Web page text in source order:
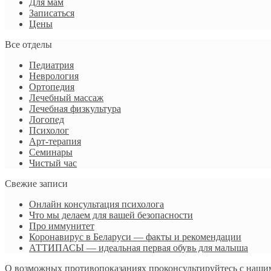
Записаться
Цены
Все отделы
Педиатрия
Неврология
Ортопедия
Лечебный массаж
Лечебная физкультура
Логопед
Психолог
Арт-терапия
Семинары
Чистый час
Свежие записи
Онлайн консультация психолога
Что мы делаем для вашей безопасности
Про иммунитет
Коронавирус в Беларуси — факты и рекомендации
АТТИПАСЫ — идеальная первая обувь для малыша
О возможных противопоказаниях проконсультируйтесь с